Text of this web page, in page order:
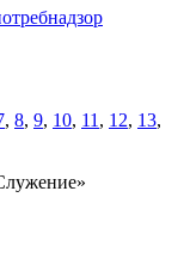
, 8, 9, 10, 11 , 12, 13,